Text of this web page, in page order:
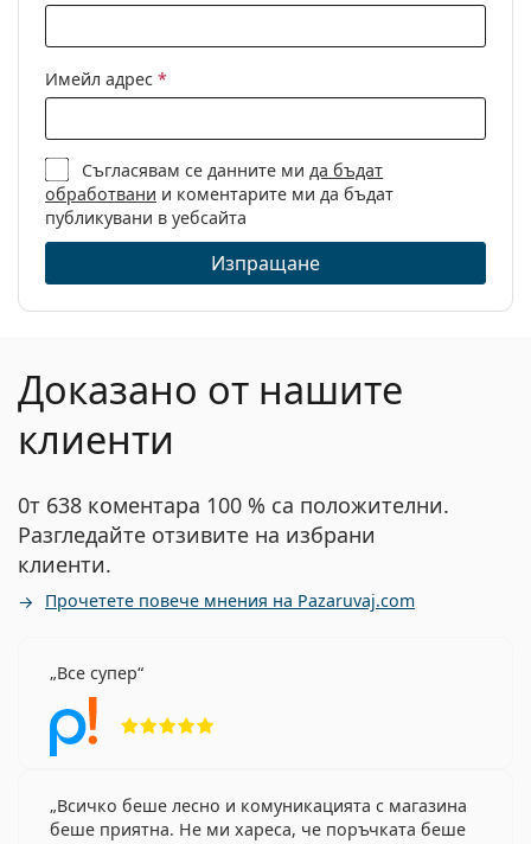
Имейл адрес *
Съгласявам се данните ми да бъдат
обработвани и коментарите ми да бъдат
публикувани в уебсайта
Изпращане
Доказано от нашите
клиенти
0т 638 коментара 100 % са положителни.
Разгледайте отзивите на избрани
клиенти.
Прочетете повече мнения на Pazaruvaj.com
Все супер
Всичко беше лесно и комуникацията с магазина
беше приятна. Не ми хареса, че поръчката беше